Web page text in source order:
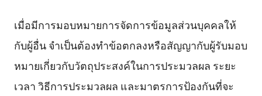
เมื่อมีการมอบหมายการจัดการข้อมูลส่วนบุคคลให้
กับผู้อื่น จำเป็นต้องทำข้อตกลงหรือสัญญากับผู้รับมอบ
หมายเกี่ยวกับวัตถุประสงค์ในการประมวลผล ระยะ
เวลา วิธีการประมวลผล และมาตรการป้องกันที่จะ